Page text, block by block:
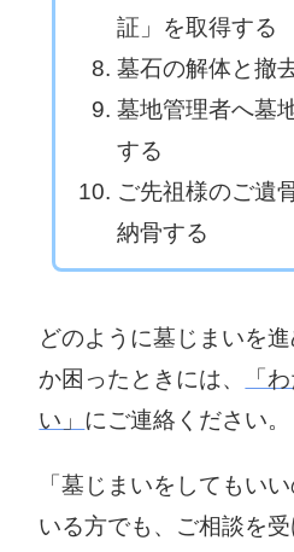
証」を取得する
墓石の解体と撤
墓地管理者へ墓
する
ご先祖様のご遺
納骨する
どのように墓じまいを
か困ったときには、
「
い」 にご連絡ください。
「墓じまいをしてもい
いる方でも、ご相談を受